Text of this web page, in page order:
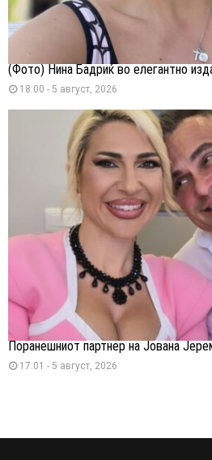
(Фото) Нина Бадриќ во елегантно
18:00 - 5 август, 2026
Поранешниот партнер на Јована
17:01 - 5 август, 2026